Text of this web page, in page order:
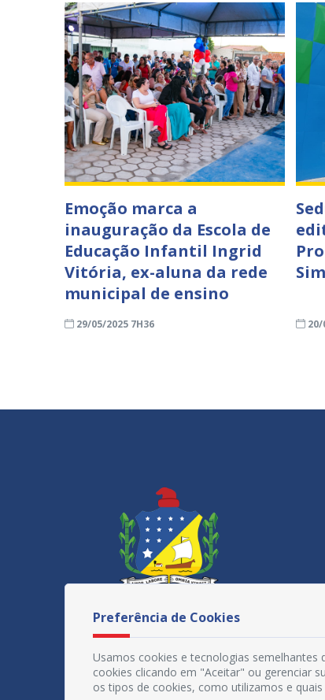
Emoção marca a
inauguração da Escola de
Educação Infantil Ingrid
Vitória, ex-aluna da rede
municipal de ensino
29/05/2025 7H36 20/
Preferência de Cookies
Usamos cookies e tecnologias semelhantes
cookies clicando em "Aceitar" ou gerenciar
os tipos de cookies, como utilizamos e